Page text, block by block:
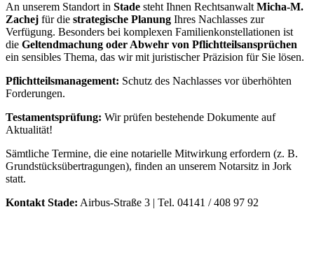
An unserem Standort in Stade steht Ihnen Rechtsanwalt Micha-M.
Zachej für die strategische Planung Ihres Nachlasses zur
Verfügung. Besonders bei komplexen Familienkonstellationen ist
die Geltendmachung oder Abwehr von Pflichtteilsansprüchen
ein sensibles Thema, das wir mit juristischer Präzision für Sie lösen.
Pflichtteilsmanagement: Schutz des Nachlasses vor überhöhten
Forderungen.
Testamentsprüfung: Wir prüfen bestehende Dokumente auf
Aktualität!
Sämtliche Termine, die eine notarielle Mitwirkung erfordern (z. B.
Grundstücksübertragungen), finden an unserem Notarsitz in Jork
statt.
Kontakt Stade: Airbus-Straße 3 | Tel. 04141 / 408 97 92